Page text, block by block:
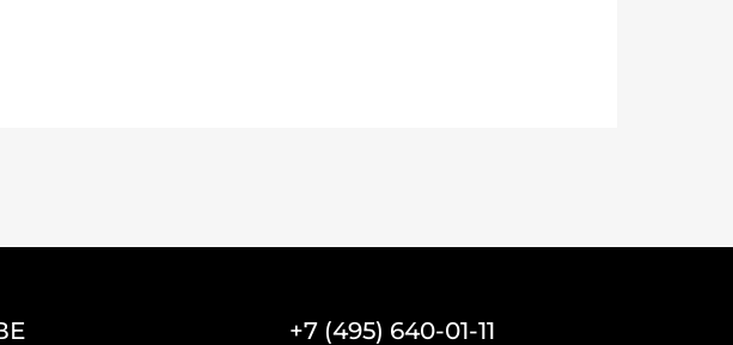
+7 (495) 640-01-11